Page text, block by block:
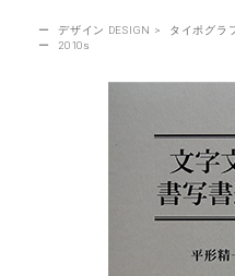
ー デザイン DESIGN >
タイポグラ
ー
2010s